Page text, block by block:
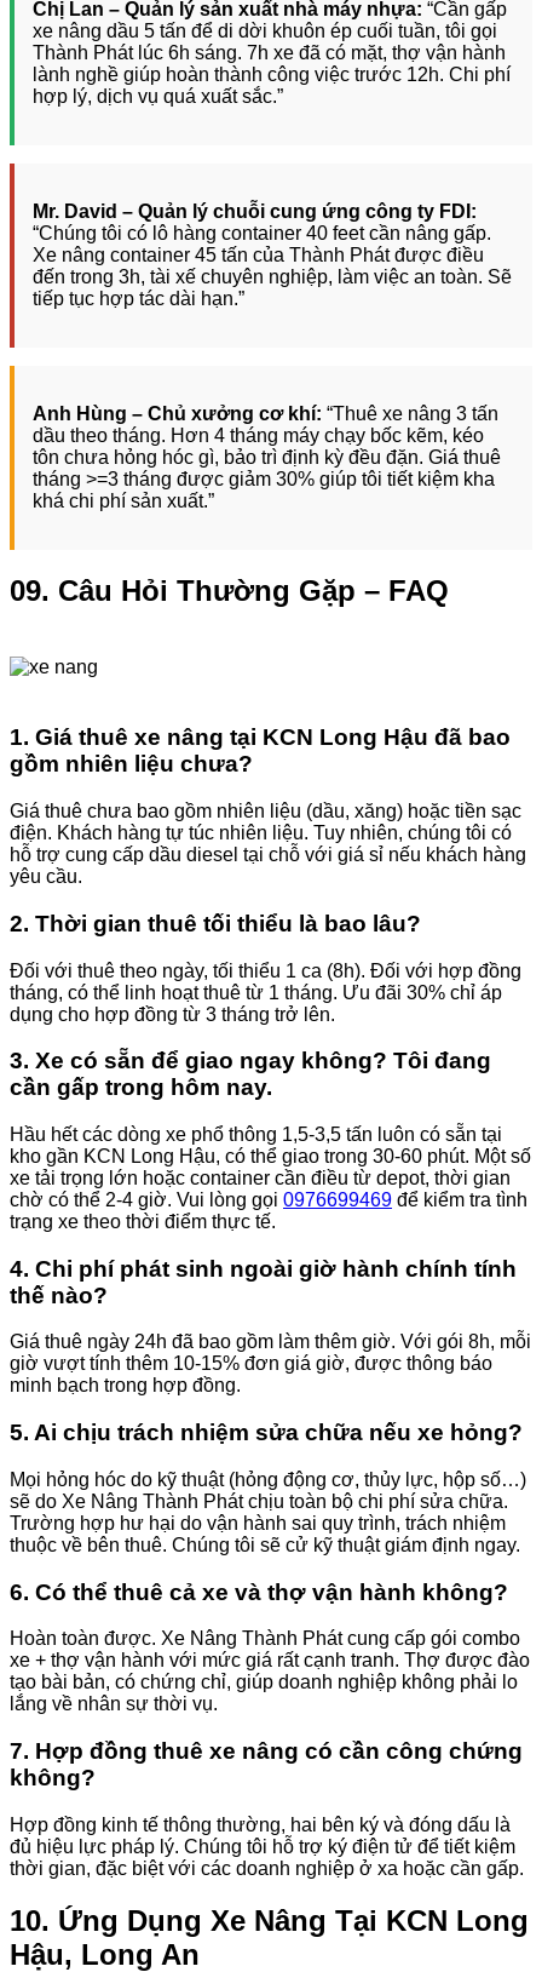
Chị Lan – Quản lý sản xuất nhà máy nhựa: “Cần gấp
xe nâng dầu 5 tấn để di dời khuôn ép cuối tuần, tôi gọi
Thành Phát lúc 6h sáng. 7h xe đã có mặt, thợ vận hành
lành nghề giúp hoàn thành công việc trước 12h. Chi phí
hợp lý, dịch vụ quá xuất sắc.”
Mr. David – Quản lý chuỗi cung ứng công ty FDI:
“Chúng tôi có lô hàng container 40 feet cần nâng gấp.
Xe nâng container 45 tấn của Thành Phát được điều
đến trong 3h, tài xế chuyên nghiệp, làm việc an toàn. Sẽ
tiếp tục hợp tác dài hạn.”
Anh Hùng – Chủ xưởng cơ khí: “Thuê xe nâng 3 tấn
dầu theo tháng. Hơn 4 tháng máy chạy bốc kẽm, kéo
tôn chưa hỏng hóc gì, bảo trì định kỳ đều đặn. Giá thuê
tháng >=3 tháng được giảm 30% giúp tôi tiết kiệm kha
khá chi phí sản xuất.”
09. Câu Hỏi Thường Gặp – FAQ
1. Giá thuê xe nâng tại KCN Long Hậu đã bao
gồm nhiên liệu chưa?
Giá thuê chưa bao gồm nhiên liệu (dầu, xăng) hoặc tiền sạc
điện. Khách hàng tự túc nhiên liệu. Tuy nhiên, chúng tôi có
hỗ trợ cung cấp dầu diesel tại chỗ với giá sỉ nếu khách hàng
yêu cầu.
2. Thời gian thuê tối thiểu là bao lâu?
Đối với thuê theo ngày, tối thiểu 1 ca (8h). Đối với hợp đồng
tháng, có thể linh hoạt thuê từ 1 tháng. Ưu đãi 30% chỉ áp
dụng cho hợp đồng từ 3 tháng trở lên.
3. Xe có sẵn để giao ngay không? Tôi đang
cần gấp trong hôm nay.
Hầu hết các dòng xe phổ thông 1,5-3,5 tấn luôn có sẵn tại
kho gần KCN Long Hậu, có thể giao trong 30-60 phút. Một số
xe tải trọng lớn hoặc container cần điều từ depot, thời gian
chờ có thể 2-4 giờ. Vui lòng gọi 0976699469 để kiểm tra tình
trạng xe theo thời điểm thực tế.
4. Chi phí phát sinh ngoài giờ hành chính tính
thế nào?
Giá thuê ngày 24h đã bao gồm làm thêm giờ. Với gói 8h, mỗi
giờ vượt tính thêm 10-15% đơn giá giờ, được thông báo
minh bạch trong hợp đồng.
5. Ai chịu trách nhiệm sửa chữa nếu xe hỏng?
Mọi hỏng hóc do kỹ thuật (hỏng động cơ, thủy lực, hộp số…)
sẽ do Xe Nâng Thành Phát chịu toàn bộ chi phí sửa chữa.
Trường hợp hư hại do vận hành sai quy trình, trách nhiệm
thuộc về bên thuê. Chúng tôi sẽ cử kỹ thuật giám định ngay.
6. Có thể thuê cả xe và thợ vận hành không?
Hoàn toàn được. Xe Nâng Thành Phát cung cấp gói combo
xe + thợ vận hành với mức giá rất cạnh tranh. Thợ được đào
tạo bài bản, có chứng chỉ, giúp doanh nghiệp không phải lo
lắng về nhân sự thời vụ.
7. Hợp đồng thuê xe nâng có cần công chứng
không?
Hợp đồng kinh tế thông thường, hai bên ký và đóng dấu là
đủ hiệu lực pháp lý. Chúng tôi hỗ trợ ký điện tử để tiết kiệm
thời gian, đặc biệt với các doanh nghiệp ở xa hoặc cần gấp.
10. Ứng Dụng Xe Nâng Tại KCN Long
Hậu, Long An